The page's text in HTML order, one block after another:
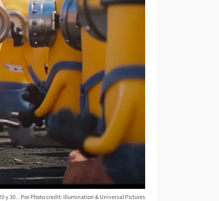
y 30. Photo credit: Illumination & Universal Pictures